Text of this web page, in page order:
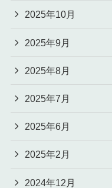
2025年10月
2025年9月
2025年8月
2025年7月
2025年6月
2025年2月
2024年12月